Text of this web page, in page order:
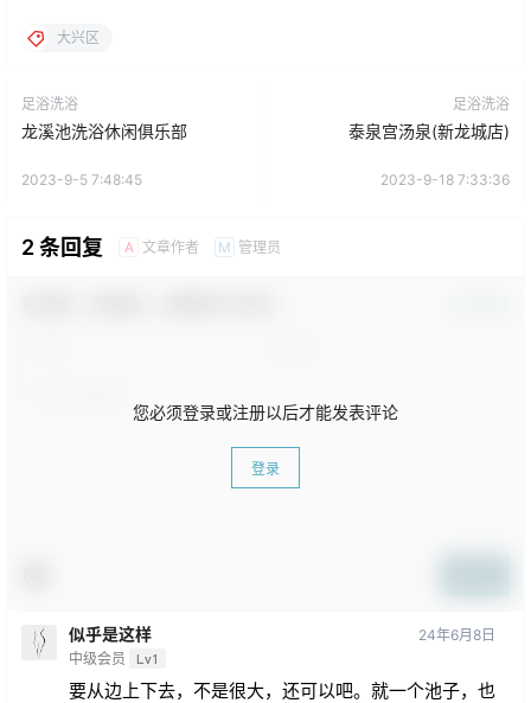
大兴区
足浴洗浴
龙溪池洗浴休闲俱乐部
2023-9-5 7:48:45
足浴洗浴
泰泉宫汤泉(新龙城店)
2023-9-18 7:33:36
2 条回复 A 文章作者 M 管理员
您必须登录或注册以后才能发表评论
登录
似乎是这样
中级会员 Lv1
24年6月8日
要从边上下去，不是很大，还可以吧。就一个池子，也